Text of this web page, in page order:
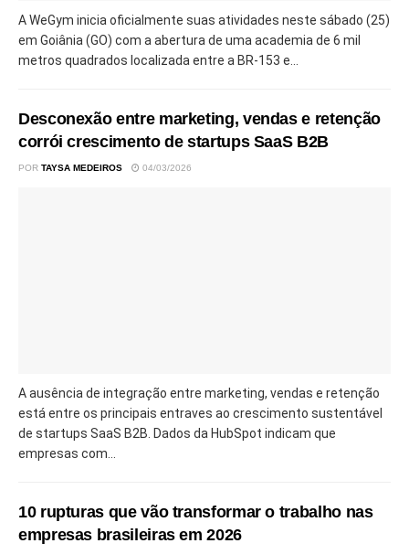
A WeGym inicia oficialmente suas atividades neste sábado (25)
em Goiânia (GO) com a abertura de uma academia de 6 mil
metros quadrados localizada entre a BR-153 e...
Desconexão entre marketing, vendas e retenção
corrói crescimento de startups SaaS B2B
POR TAYSA MEDEIROS 04/03/2026
A ausência de integração entre marketing, vendas e retenção
está entre os principais entraves ao crescimento sustentável
de startups SaaS B2B. Dados da HubSpot indicam que
empresas com...
10 rupturas que vão transformar o trabalho nas
empresas brasileiras em 2026